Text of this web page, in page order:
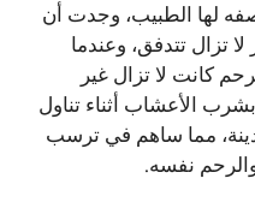
لها الطبيب، وجدت أن
تزال تتدفق، وعندما
كانت لا تزال غير
الأعشاب أثناء تناول
مما ساهم في ترسب
نفسه.